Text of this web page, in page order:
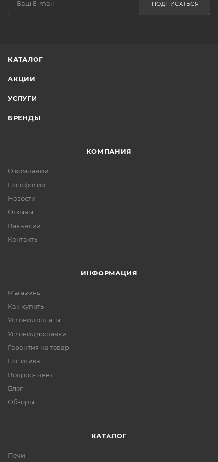
ПОДПИСАТЬСЯ
КАТАЛОГ
АКЦИИ
УСЛУГИ
БРЕНДЫ
КОМПАНИЯ
О компании
Портфолио
Новости
Отзывы
Вакансии
Контакты
ИНФОРМАЦИЯ
Магазины
Как купить
Условия оплаты
Условия доставки
Гарантия на товар
Политика
Вопрос-ответ
Блог
Обзоры
КАТАЛОГ
Печи